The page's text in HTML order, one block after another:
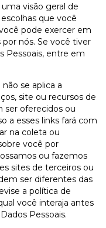
visão geral de
que você
pode exercer em
por nós. Se você tiver
Pessoais, entre em
se aplica a
site ou recursos de
ser oferecidos ou
a esses links fará com
na coleta ou
você por
ou fazemos
sites de terceiros ou
ser diferentes das
a política de
você interaja antes
Pessoais.